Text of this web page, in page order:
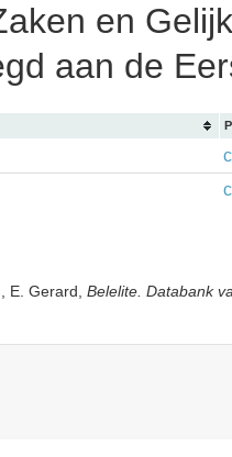
en
aan de
E. Gerard, Belelite. Databank